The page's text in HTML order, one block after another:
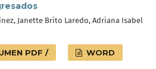
Janette Brito Laredo, Adriana Isabel
PDF / WORD